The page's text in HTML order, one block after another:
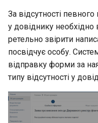
За відсутності
у довіднику необхідно
ретельно звірити
посвідчує особу.
відправку форми за
типу відсутності у